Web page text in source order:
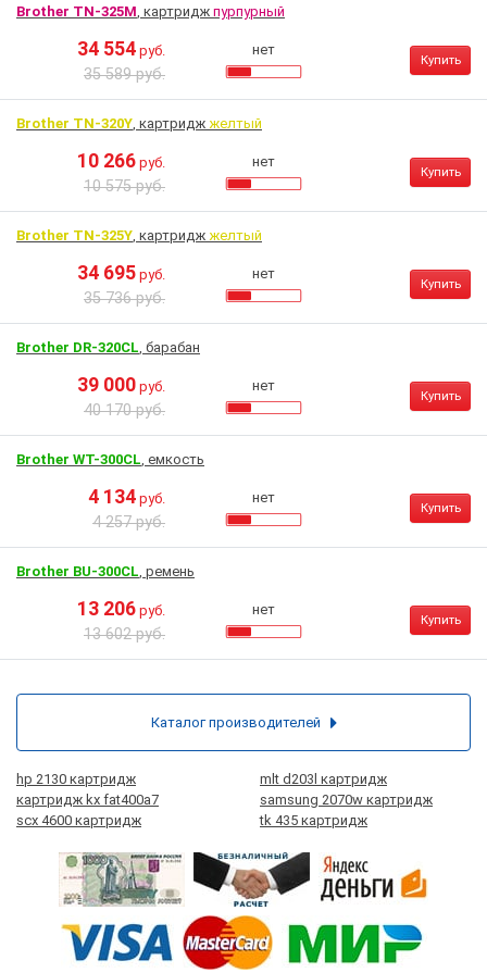
Brother TN-325M, картридж пурпурный
34 554 руб.
35 589 руб.
нет
Купить
Brother TN-320Y, картридж желтый
10 266 руб.
10 575 руб.
нет
Купить
Brother TN-325Y, картридж желтый
34 695 руб.
35 736 руб.
нет
Купить
Brother DR-320CL, барабан
39 000 руб.
40 170 руб.
нет
Купить
Brother WT-300CL, емкость
4 134 руб.
4 257 руб.
нет
Купить
Brother BU-300CL, ремень
13 206 руб.
13 602 руб.
нет
Купить
hp 2130 картридж
mlt d203l картридж
картридж kx fat400a7
samsung 2070w картридж
scx 4600 картридж
tk 435 картридж